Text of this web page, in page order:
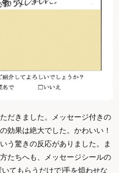
だきました。メッセージ付きの
効果は絶大でした。かわいい！
う驚きの反応がありました。ま
たちへも、メッセージシールの
てもらうだけで)手を煩わせな